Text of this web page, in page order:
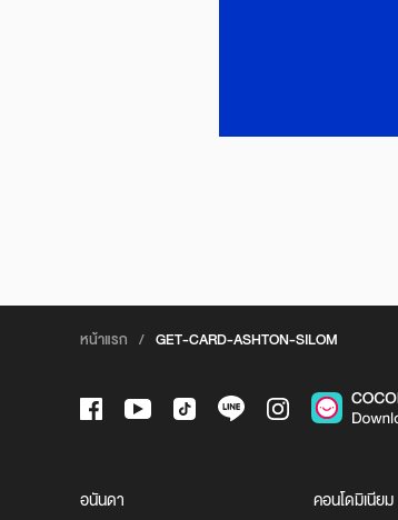
หน้าแรก / GET-CARD-ASHTON-SILOM
อนันดา
คอนโดมิเนียม